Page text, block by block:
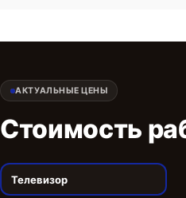
АКТУАЛЬНЫЕ ЦЕНЫ
Стоимость
Телевизор